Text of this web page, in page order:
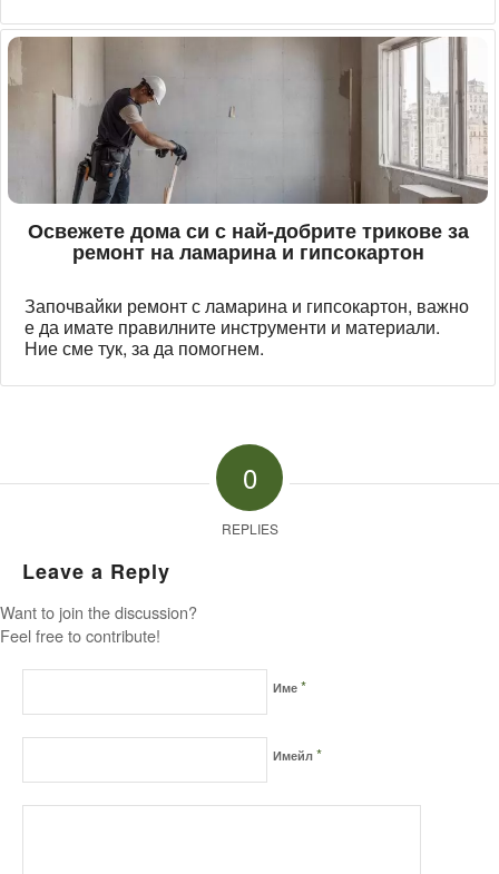
Освежете дома си с най-добрите трикове за
ремонт на ламарина и гипсокартон
Започвайки ремонт с ламарина и гипсокартон, важно
е да имате правилните инструменти и материали.
Ние сме тук, за да помогнем.
0
REPLIES
Leave a Reply
Want to join the discussion?
Feel free to contribute!
Име *
Имейл *